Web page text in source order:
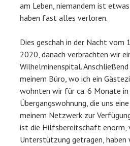
am Leben, niemandem ist
haben fast alles verloren.
Dies geschah in der Nacht vom
2020, danach verbrachten wir
Wilhelminenspital.
meinem Büro, wo ich ein
wohnten wir für ca. 6 Monate in
Übergangswohnung, die uns
meinem Netzwerk zur
ist die Hilfsbereitschaft enorm,
Unterstützung getragen,